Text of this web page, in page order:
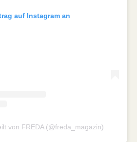
auf Instagram an
von FREDA (@freda_magazin)